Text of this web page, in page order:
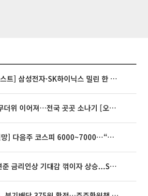
[베스트&워스트] 삼성전자·SK하이닉스 밀린 한 주…상상인증권은 85% 급등
35도 안팎 무더위 이어져…전국 곳곳 소나기 [오늘 날씨]
[주간증시전망] 다음주 코스피 6000~7000⋯“外人 수급은 정책이 변수”
뉴욕증시, 연준 금리인상 기대감 꺾이자 상승...S&P500 사상 최고치 [종합]